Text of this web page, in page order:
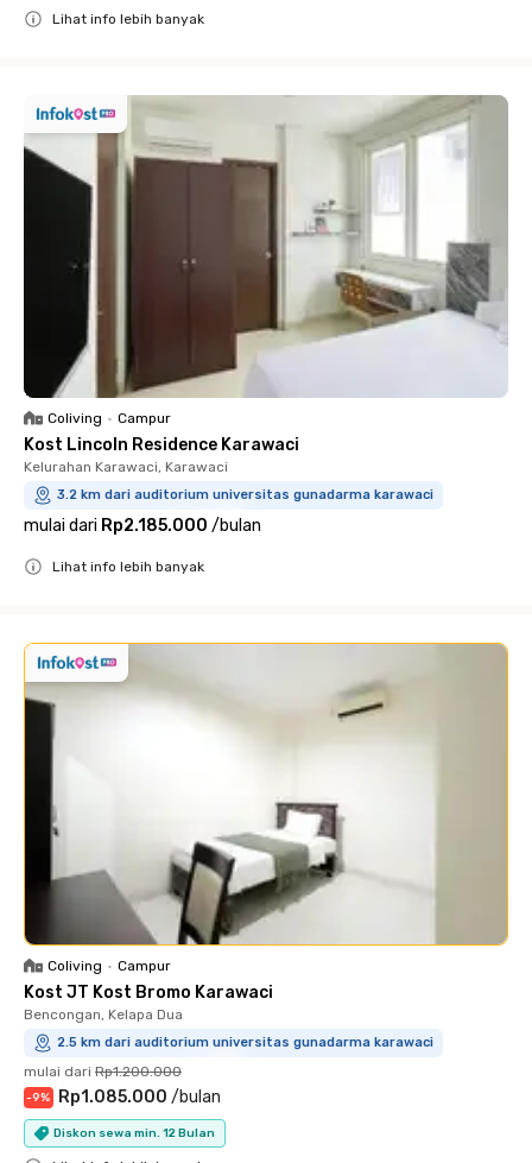
Lihat info lebih banyak
Coliving • Campur
Kost Lincoln Residence Karawaci
Kelurahan Karawaci, Karawaci
3.2 km dari auditorium universitas gunadarma karawaci
mulai dari Rp2.185.000 /bulan
Lihat info lebih banyak
Coliving • Campur
Kost JT Kost Bromo Karawaci
Bencongan, Kelapa Dua
2.5 km dari auditorium universitas gunadarma karawaci
mulai dari Rp1.200.000
-9% Rp1.085.000 /bulan
Diskon sewa min. 12 Bulan